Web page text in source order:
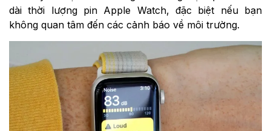
dài thời lượng pin Apple Watch, đặc biệt nếu bạn
không quan tâm đến các cảnh báo về môi trường.